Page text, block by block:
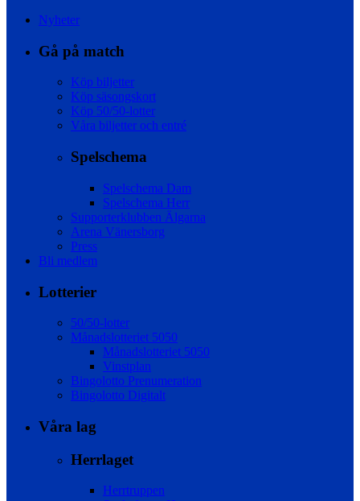
Nyheter
Gå på match
Köp biljetter
Köp säsongskort
Köp 50/50-lotter
Våra biljetter och entré
Spelschema
Spelschema Dam
Spelschema Herr
Supporterklubben Älgarna
Arena Vänersborg
Press
Bli medlem
Lotterier
50/50-lotter
Månadslotteriet 5050
Månadslotteriet 5050
Vinstplan
Bingolotto Prenumeration
Bingolotto Digitalt
Våra lag
Herrlaget
Herrtruppen